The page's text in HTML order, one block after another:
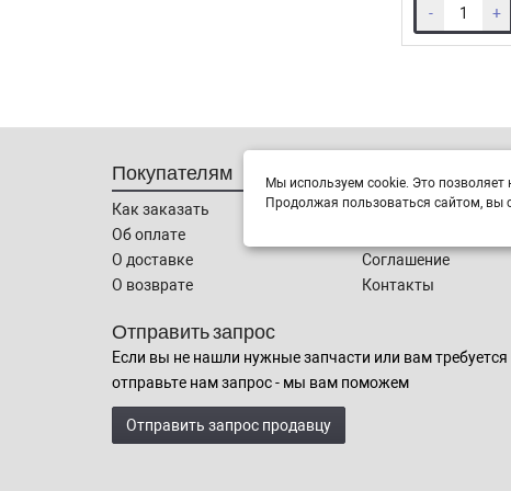
- +
Покупателям
Как заказать
Об оплате
О доставке
О возврате
Информация
О компании
Соглашение
Контакты
Отправить запрос
Если вы не нашли нужные запчасти или вам
отправьте нам запрос - мы вам поможем
Отправить запрос продавцу
Мы используем cookie. Это позволяет
Продолжая пользоваться сайтом, вы